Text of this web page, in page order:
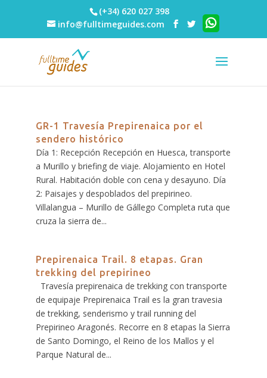
(+34) 620 027 398
info@fulltimeguides.com
GR-1 Travesía Prepirenaica por el
sendero histórico
Día 1: Recepción Recepción en Huesca, transporte
a Murillo y briefing de viaje. Alojamiento en Hotel
Rural. Habitación doble con cena y desayuno. Día
2: Paisajes y despoblados del prepirineo.
Villalangua – Murillo de Gállego Completa ruta que
cruza la sierra de...
Prepirenaica Trail. 8 etapas. Gran
trekking del prepirineo
Travesía prepirenaica de trekking con transporte
de equipaje Prepirenaica Trail es la gran travesia
de trekking, senderismo y trail running del
Prepirineo Aragonés. Recorre en 8 etapas la Sierra
de Santo Domingo, el Reino de los Mallos y el
Parque Natural de...